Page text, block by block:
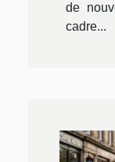
de
cadre...